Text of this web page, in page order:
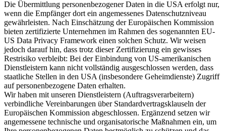
Die Übermittlung personenbezogener Daten in die USA erfolgt nur,
wenn die Empfänger dort ein angemessenes Datenschutzniveau
gewährleisten. Nach Einschätzung der Europäischen Kommission
bieten zertifizierte Unternehmen im Rahmen des sogenannten EU-
US Data Privacy Framework einen solchen Schutz. Wir weisen
jedoch darauf hin, dass trotz dieser Zertifizierung ein gewisses
Restrisiko verbleibt: Bei der Einbindung von US-amerikanischen
Dienstleistern kann nicht vollständig ausgeschlossen werden, dass
staatliche Stellen in den USA (insbesondere Geheimdienste) Zugriff
auf personenbezogene Daten erhalten.
Wir haben mit unseren Dienstleistern (Auftragsverarbeitern)
verbindliche Vereinbarungen über Standardvertragsklauseln der
Europäischen Kommission abgeschlossen. Ergänzend setzen wir
angemessene technische und organisatorische Maßnahmen ein, um